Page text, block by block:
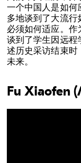
一个中国人是如何
多地谈到了大流
必须如何适应。
谈到了学生因远程
述历史采访结束时
未来。
Fu Xiaofen